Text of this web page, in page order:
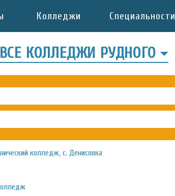
Колледжи Специальности
ВСЕ КОЛЛЕДЖИ РУДНОГО
колледж, с. Денисовка